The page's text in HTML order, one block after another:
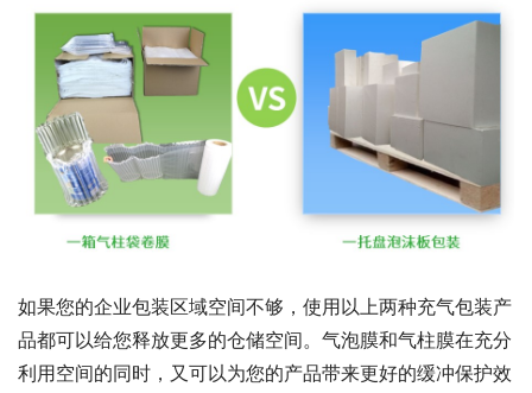
如果您的企业包装区域空间不够，使用以上两种充气包装产
品都可以给您释放更多的仓储空间。气泡膜和气柱膜在充分
利用空间的同时，又可以为您的产品带来更好的缓冲保护效